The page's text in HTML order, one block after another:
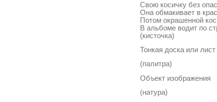
Свою косичку без
Она обмакивает в
Потом окрашенной
В альбоме водит по
(кисточка)
Тонкая доска или
(палитра)
Объект изображения
(натура)